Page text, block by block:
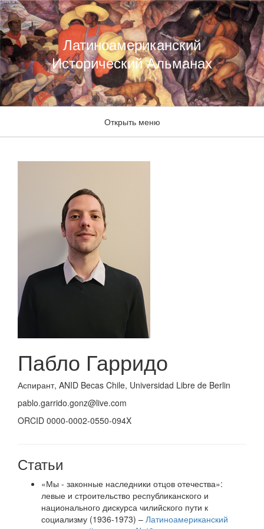
Латиноамериканский
Исторический Альманах
Открыть меню
Пабло Гарридо
Аспирант, ANID Becas Chile, Universidad Libre de Berlin
pablo.garrido.gonz@live.com
ORCID 0000-0002-0550-094X
Статьи
«Мы - законные наследники отцов отечества»:
левые и строительство республиканского и
национального дискурса чилийского пути к
социализму (1936-1973) – Латиноамериканский